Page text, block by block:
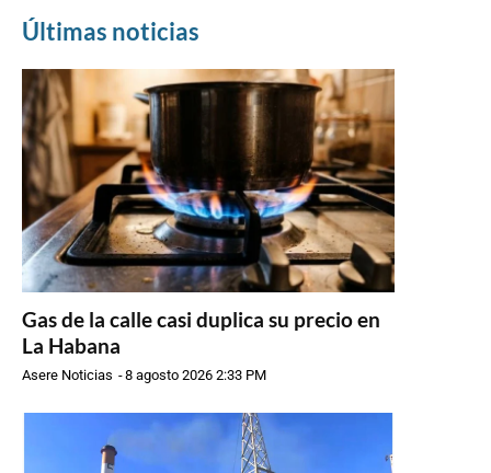
Últimas noticias
Gas de la calle casi duplica su precio en
La Habana
Asere Noticias -8 agosto 2026 2:33 PM